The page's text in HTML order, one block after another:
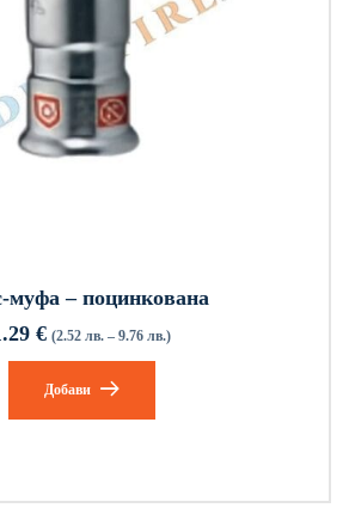
муфа – поцинкована
€ (2.52 лв. – 9.76 лв.)
Добави